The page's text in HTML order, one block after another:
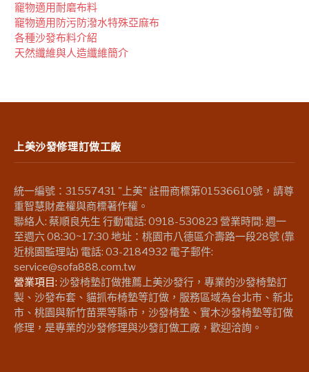
竉物適用耐磨布料
竉物適用防污防潑水特殊亞麻布
各種沙發布料介紹
天然纖維與人造纖維簡介
上美沙發修理訂做工廠
統一編號：31557431 "上美" 註冊商標第01536610號，請尊
重智慧財產權與商標著作權。
聯絡人: 蔡順良先生 行動電話: 0918-530823 營業時間: 週一
至週六 08:30~17:30 地址：桃園市八德區介壽路一段28號 (靠
近桃園監理站) 電話: 03-2184932 電子郵件:
service@sofa888.com.tw
營業項目: 沙發椅墊訂做推薦上美沙發行，專業的沙發椅墊訂
製、沙發布套、貓抓布椅墊等訂做，服務區域為台北市、新北
市、桃園與新竹苗栗等縣市，沙發椅墊、實木沙發椅墊等訂做
修理，是專業的沙發修理與沙發訂做工廠，歡迎洽詢。